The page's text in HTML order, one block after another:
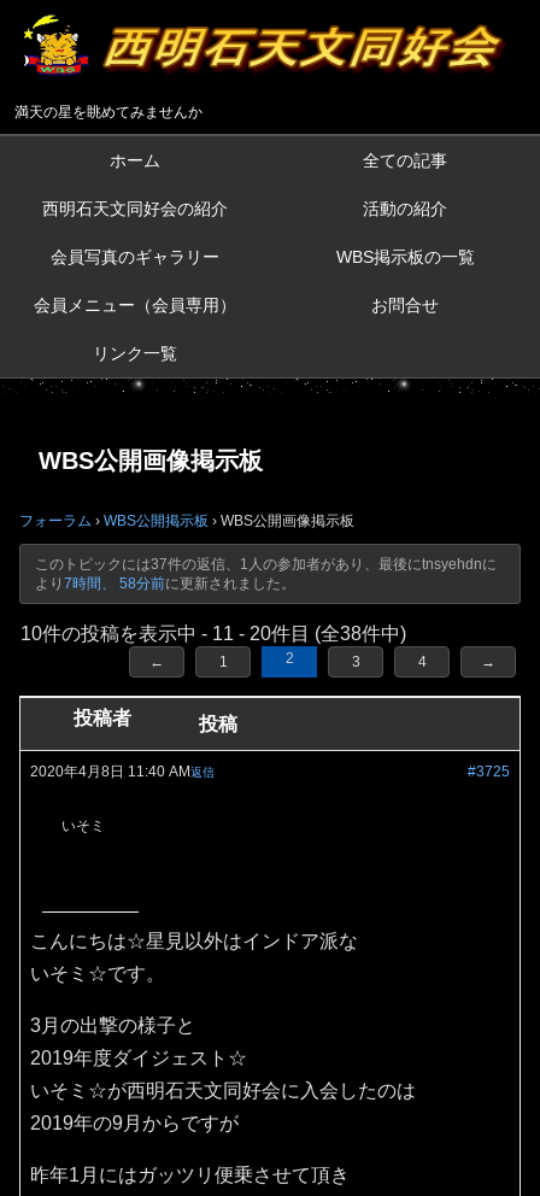
満天の星を眺めてみませんか
ホーム 全ての記事
西明石天文同好会の紹介 活動の紹介
会員写真のギャラリー WBS掲示板の一覧
会員メニュー（会員専用） お問合せ
リンク一覧
WBS公開画像掲示板
フォーラム › WBS公開掲示板 › WBS公開画像掲示板
このトピックには37件の返信、1人の参加者があり、最後にtnsyehdnに
より 7時間、 58分前に更新されました。
10件の投稿を表示中 - 11 - 20件目 (全38件中)
← 1 2 3 4 →
投稿者 投稿
2020年4月8日 11:40 AM #3725
返信
いそミ
こんにちは☆星見以外はインドア派な
いそミ☆です。
3月の出撃の様子と
2019年度ダイジェスト☆
いそミ☆が西明石天文同好会に入会したのは
2019年の9月からですが
昨年1月にはガッツリ便乗させて頂き